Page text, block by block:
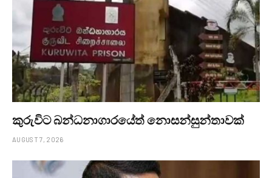
කුරුවිට බන්ධනාගාරයේත් නොසන්සුන්තාවක්
AUGUST 7, 2026